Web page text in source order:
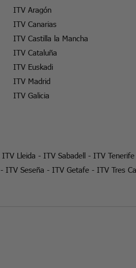
ITV Aragón
ITV Canarias
ITV Castilla la Mancha
ITV Cataluña
ITV Euskadi
ITV Madrid
ITV Galicia
ITV Lleida - ITV Sabadell- ITV Tenerife
- ITV Seseña - ITV Getafe - ITV Tres